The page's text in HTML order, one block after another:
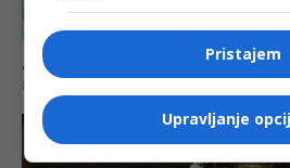
Pristajem
Upravljanje